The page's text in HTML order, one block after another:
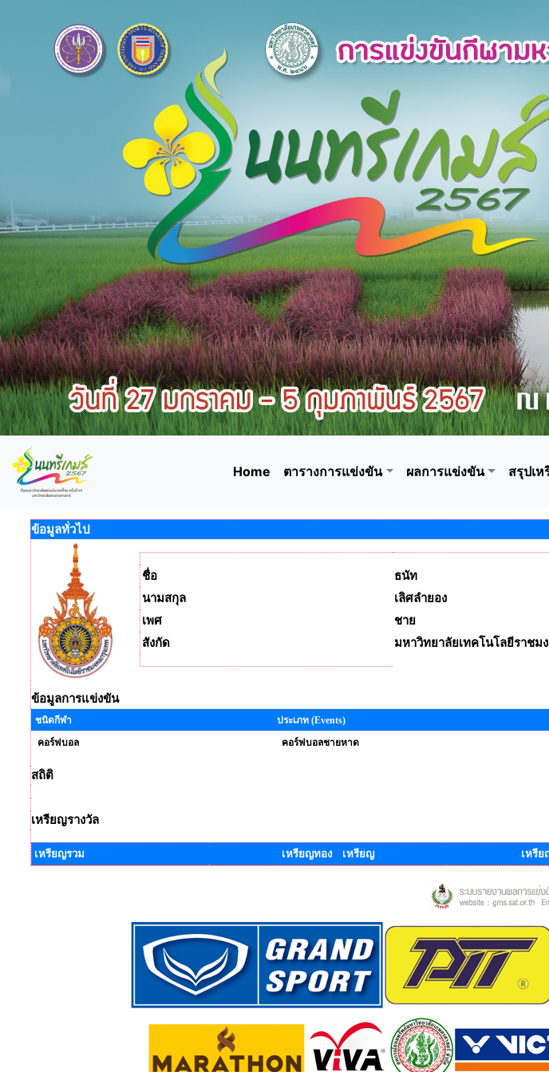
Home ตารางการแข่งขัน ผลการแข่งขัน สรุปเ
ข้อมูลทั่วไป
ชื่อ
ธนัท
นามสกุล
เลิศลำยอง
เพศ
ชาย
สังกัด
มหาวิทยาลัยเทคโนโลยีราชม
ข้อมูลการแข่งขัน
ชนิดกีฬา
ประเภท (Events)
คอร์ฟบอล
คอร์ฟบอลชายหาด
สถิติ
เหรียญรางวัล
เหรียญรวม เหรียญทอง เหรียญ เหรี